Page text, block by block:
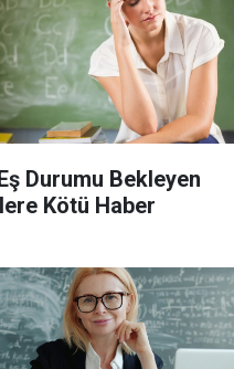
Durumu Bekleyen
Kötü Haber